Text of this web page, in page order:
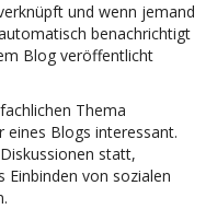
und wenn jemand
benachrichtigt
Blog veröffentlicht
Thema
Blogs interessant.
statt,
von sozialen